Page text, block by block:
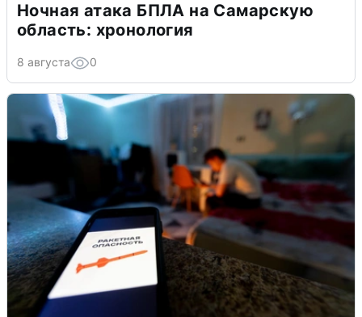
Ночная атака БПЛА на Самарскую
область: хронология
8 августа 0